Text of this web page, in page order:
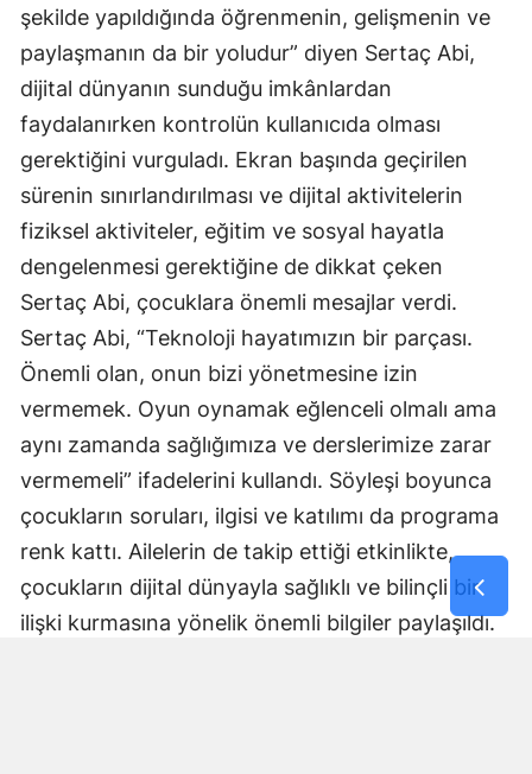
şekilde yapıldığında öğrenmenin, gelişmenin ve
paylaşmanın da bir yoludur” diyen Sertaç Abi,
dijital dünyanın sunduğu imkânlardan
faydalanırken kontrolün kullanıcıda olması
gerektiğini vurguladı. Ekran başında geçirilen
sürenin sınırlandırılması ve dijital aktivitelerin
fiziksel aktiviteler, eğitim ve sosyal hayatla
dengelenmesi gerektiğine de dikkat çeken
Sertaç Abi, çocuklara önemli mesajlar verdi.
Sertaç Abi, “Teknoloji hayatımızın bir parçası.
Önemli olan, onun bizi yönetmesine izin
vermemek. Oyun oynamak eğlenceli olmalı ama
aynı zamanda sağlığımıza ve derslerimize zarar
vermemeli” ifadelerini kullandı. Söyleşi boyunca
çocukların soruları, ilgisi ve katılımı da programa
renk kattı. Ailelerin de takip ettiği etkinlikte,
çocukların dijital dünyayla sağlıklı ve bilinçli bir
ilişki kurmasına yönelik önemli bilgiler paylaşıldı.